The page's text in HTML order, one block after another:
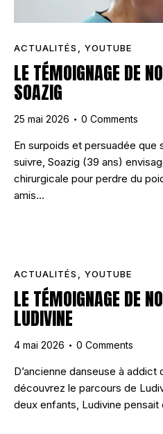
ACTUALITÉS , YOUTUBE
LE TÉMOIGNAGE DE
SOAZIG
25 mai 2026 0 Comments
En surpoids et persuadée que
suivre, Soazig (39 ans)
chirurgicale pour perdre du
amis…
ACTUALITÉS YOUTUBE
LE TÉMOIGNAGE DE
LUDIVINE
4 mai 2026 0 Comments
D’ancienne danseuse à addict
découvrez le parcours de
deux enfants, Ludivine